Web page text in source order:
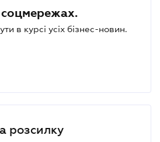
соцмережах.
в курсі усіх бізнес-новин.
розсилку